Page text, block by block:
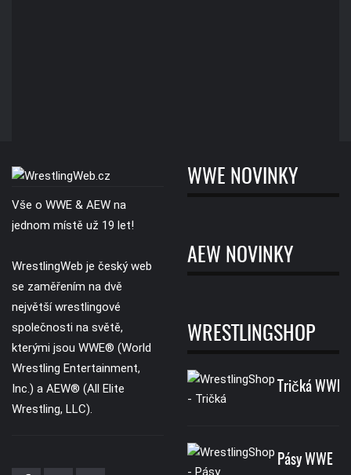
Vše o WWE & AEW na
jednom místě už 19 let!
WrestlingWeb je český web
se zaměřením na dvě
největší wrestlingové
společnosti na světě,
kterými jsou WWE® (World
Wrestling Entertainment,
Inc.) a AEW® (All Elite
Wrestling, LLC).
WWE NOVINKY
AEW NOVINKY
WRESTLINGSHOP
Tričká WWE
Pásy WWE